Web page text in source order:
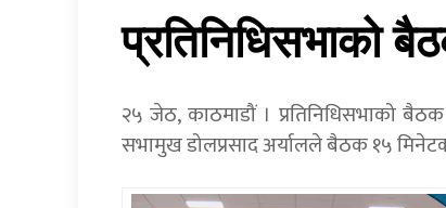
प्रतिनिधिसभाको
२५ जेठ, काठमाडौं । प्रतिनिधिसभाको
सभामुख डोलप्रसाद अर्यालले बैठक १५